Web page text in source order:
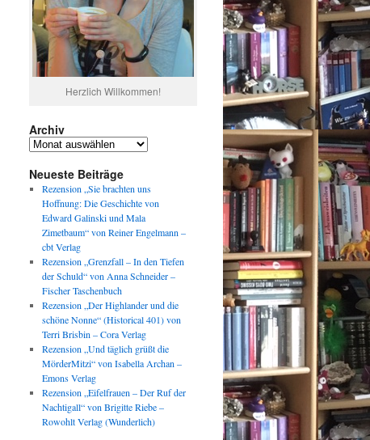
Herzlich Willkommen!
Archiv
Archiv
Neueste Beiträge
Rezension „Sie brachten uns
Hoffnung: Die Geschichte von
Edward Galinski und Mala
Zimetbaum“ von Reiner Engelmann –
cbt Verlag
Rezension „Grenzfall – In den Tiefen
der Schuld“ von Anna Schneider –
Fischer Taschenbuch
Rezension „Der Highlander und die
schöne Nonne“ (Historical 401) von
Terri Brisbin – Cora Verlag
Rezension „Und täglich grüßt die
MörderMitzi“ von Isabella Archan –
Emons Verlag
Rezension „Eifelfrauen – Der Ruf der
Nachtigall“ von Brigitte Riebe –
Rowohlt Verlag (Wunderlich)